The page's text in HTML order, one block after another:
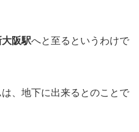
大阪駅へと至るというわけで
、地下に出来るとのことで